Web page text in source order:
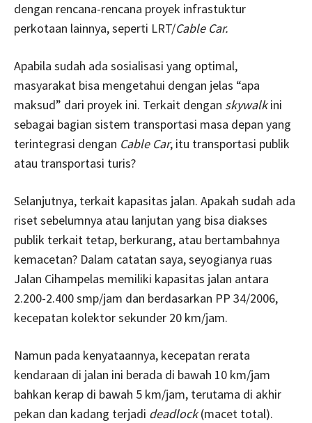
dengan rencana-rencana proyek infrastuktur
perkotaan lainnya, seperti LRT/Cable Car.
Apabila sudah ada sosialisasi yang optimal,
masyarakat bisa mengetahui dengan jelas “apa
maksud” dari proyek ini. Terkait dengan skywalkini
sebagai bagian sistem transportasi masa depan yang
terintegrasi dengan Cable Car, itu transportasi publik
atau transportasi turis?
Selanjutnya, terkait kapasitas jalan. Apakah sudah ada
riset sebelumnya atau lanjutan yang bisa diakses
publik terkait tetap, berkurang, atau bertambahnya
kemacetan? Dalam catatan saya, seyogianya ruas
Jalan Cihampelas memiliki kapasitas jalan antara
2.200-2.400 smp/jam dan berdasarkan PP 34/2006,
kecepatan kolektor sekunder 20 km/jam.
Namun pada kenyataannya, kecepatan rerata
kendaraan di jalan ini berada di bawah 10 km/jam
bahkan kerap di bawah 5 km/jam, terutama di akhir
pekan dan kadang terjadi deadlock(macet total).